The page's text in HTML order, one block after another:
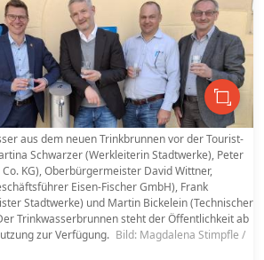
aus dem neuen Trinkbrunnen vor der Tourist-
Schwarzer (Werkleiterin Stadtwerke), Peter
Co. KG), Oberbürgermeister David Wittner,
Eisen-Fischer GmbH), Frank
Stadtwerke) und Martin Bickelein (Technischer
Trinkwasserbrunnen steht der Öffentlichkeit ab
zur Verfügung. Bild: Magdalena Stimpfle /